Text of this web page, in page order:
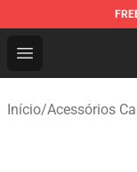
Open menu
CaseOh
Início/Acessórios